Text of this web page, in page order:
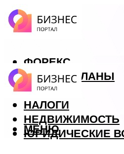
ФОРЕКС
БИЗНЕС ПЛАНЫ
КРЕДИТЫ
НАЛОГИ
НЕДВИЖИМОСТЬ
ЮРИДИЧЕСКИЕ
МЕНЮ